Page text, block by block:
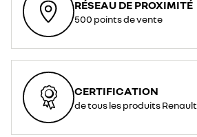
RÉSEAU DE PROXIMITÉ
500 points de vente
CERTIFICATION
de tous les produits Renault